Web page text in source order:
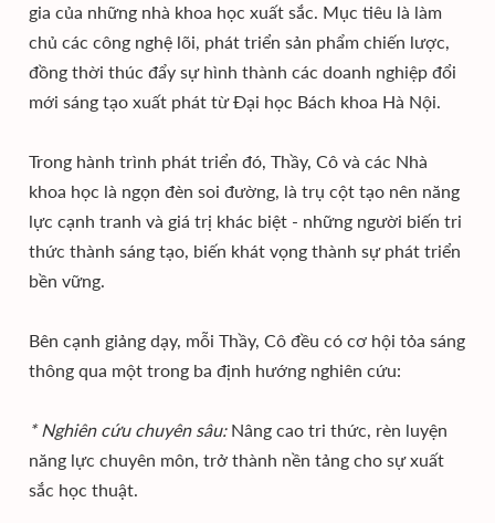
gia của những nhà khoa học xuất sắc. Mục tiêu là làm
chủ các công nghệ lõi, phát triển sản phẩm chiến lược,
đồng thời thúc đẩy sự hình thành các doanh nghiệp đổi
mới sáng tạo xuất phát từ Đại học Bách khoa Hà Nội.
Trong hành trình phát triển đó, Thầy, Cô và các Nhà
khoa học là ngọn đèn soi đường, là trụ cột tạo nên năng
lực cạnh tranh và giá trị khác biệt - những người biến tri
thức thành sáng tạo, biến khát vọng thành sự phát triển
bền vững.
Bên cạnh giảng dạy, mỗi Thầy, Cô đều có cơ hội tỏa sáng
thông qua một trong ba định hướng nghiên cứu:
* Nghiên cứu chuyên sâu: Nâng cao tri thức, rèn luyện
năng lực chuyên môn, trở thành nền tảng cho sự xuất
sắc học thuật.